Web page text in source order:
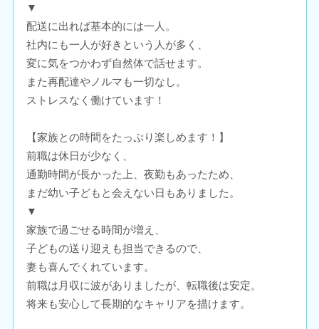
▼
配送に出れば基本的には一人。
社内にも一人が好きという人が多く、
変に気をつかわず自然体で話せます。
また再配達やノルマも一切なし。
ストレスなく働けています！
【家族との時間をたっぷり楽しめます！】
前職は休日が少なく、
通勤時間が長かった上、夜勤もあったため、
まだ幼い子どもと会えない日もありました。
▼
家族で過ごせる時間が増え、
子どもの送り迎えも担当できるので、
妻も喜んでくれています。
前職は月収に波がありましたが、転職後は安定。
将来も安心して長期的なキャリアを描けます。